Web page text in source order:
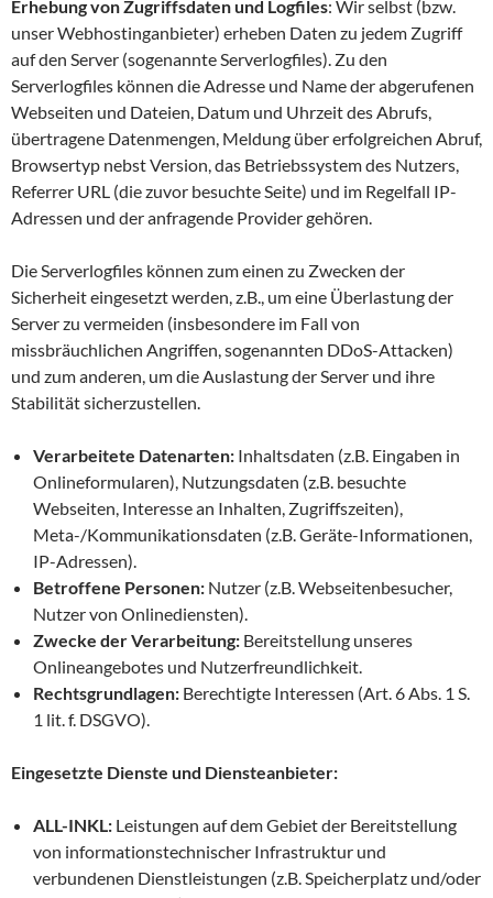
Erhebung von Zugriffsdaten und Logfiles: Wir selbst (bzw.
unser Webhostinganbieter) erheben Daten zu jedem Zugriff
auf den Server (sogenannte Serverlogfiles). Zu den
Serverlogfiles können die Adresse und Name der abgerufenen
Webseiten und Dateien, Datum und Uhrzeit des Abrufs,
übertragene Datenmengen, Meldung über erfolgreichen Abruf,
Browsertyp nebst Version, das Betriebssystem des Nutzers,
Referrer URL (die zuvor besuchte Seite) und im Regelfall IP-
Adressen und der anfragende Provider gehören.
Die Serverlogfiles können zum einen zu Zwecken der
Sicherheit eingesetzt werden, z.B., um eine Überlastung der
Server zu vermeiden (insbesondere im Fall von
missbräuchlichen Angriffen, sogenannten DDoS-Attacken)
und zum anderen, um die Auslastung der Server und ihre
Stabilität sicherzustellen.
Verarbeitete Datenarten: Inhaltsdaten (z.B. Eingaben in
Onlineformularen), Nutzungsdaten (z.B. besuchte
Webseiten, Interesse an Inhalten, Zugriffszeiten),
Meta-/Kommunikationsdaten (z.B. Geräte-Informationen,
IP-Adressen).
Betroffene Personen: Nutzer (z.B. Webseitenbesucher,
Nutzer von Onlinediensten).
Zwecke der Verarbeitung: Bereitstellung unseres
Onlineangebotes und Nutzerfreundlichkeit.
Rechtsgrundlagen: Berechtigte Interessen (Art. 6 Abs. 1 S.
1 lit. f. DSGVO).
Eingesetzte Dienste und Diensteanbieter:
ALL-INKL: Leistungen auf dem Gebiet der Bereitstellung
von informationstechnischer Infrastruktur und
verbundenen Dienstleistungen (z.B. Speicherplatz und/oder